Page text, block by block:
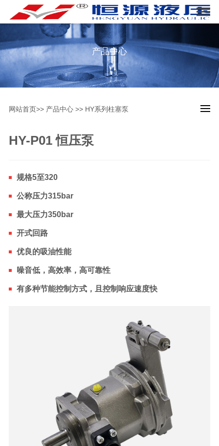
产品中心
网站首页>> 产品中心>> HY系列柱塞泵
HY-P01 恒压泵
规格5至320
公称压力315bar
最大压力350bar
开式回路
优良的吸油性能
噪音低，高效率，高可靠性
有多种节能控制方式，且控制响应速度快